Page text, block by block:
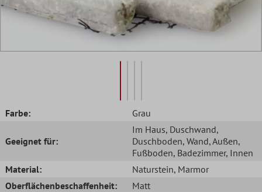
Farbe: Grau
Geeignet für:
Im Haus, Duschwand,
Duschboden, Wand, Außen,
Fußboden, Badezimmer, Innen
Material:
Naturstein, Marmor
Oberflächenbeschaffenheit:
Matt